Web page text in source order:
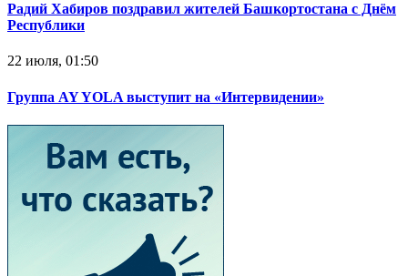
Радий Хабиров поздравил жителей Башкортостана с Днём
Республики
22 июля, 01:50
Группа AY YOLA выступит на «Интервидении»